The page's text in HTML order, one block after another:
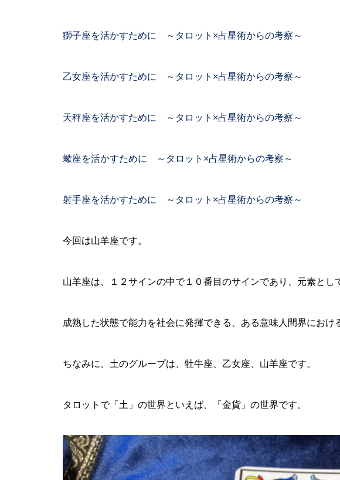
獅子座を活かすために ～タロット×占星術からの考察～
乙女座を活かすために ～タロット×占星術からの考察～
天秤座を活かすために ～タロット×占星術からの考察～
蠍座を活かすために ～タロット×占星術からの考察～
射手座を活かすために ～タロット×占星術からの考察～
今回は山羊座です。
山羊座は、１２サインの中で１０番目のサインであり、元素とし
成熟した状態で能力を社会に発揮できる、ある意味人間界におけ
ちなみに、土のグループは、牡牛座、乙女座、山羊座です。
タロットで「土」の世界といえば、「金貨」の世界です。